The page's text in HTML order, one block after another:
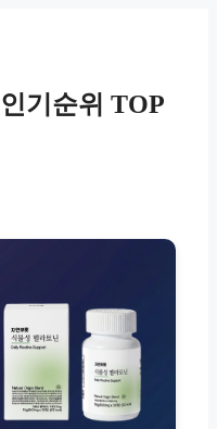
기순위 TOP